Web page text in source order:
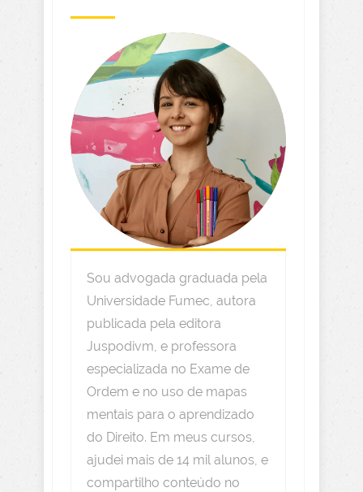
Sou advogada graduada pela
Universidade Fumec, autora
publicada pela editora
Juspodivm, e professora
especializada no Exame de
Ordem e no uso de mapas
mentais para o aprendizado
do Direito. Em meus cursos,
ajudei mais de 14 mil alunos, e
compartilho conteúdo no